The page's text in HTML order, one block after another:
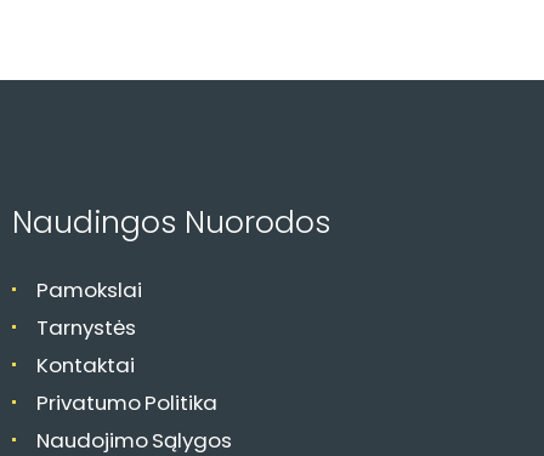
Naudingos Nuorodos
Pamokslai
Tarnystės
Kontaktai
Privatumo Politika
Naudojimo Sąlygos